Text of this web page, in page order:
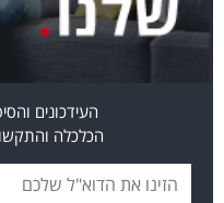
אחרינו:
העידכונים
הכלכלה